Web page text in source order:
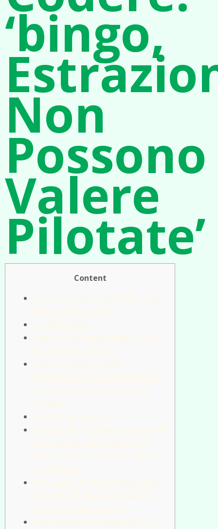
‘bingo,
Non
Possono
Valere
Pilotate’
Content
Orario Di Lecce – Fiorentina E Dove
Vederla: Tutte Le Info
Commis Cucina
Lavoro Di Figurante Di Sala Nei Più
Bei Periodi Night Club
False Domande For Each
Regolarizzare Cittadini Stranieri In
Italia: Owing Arresti Per Frode A
Taranto
Cuoco Capo Partita
Eurojackpot: L’estrazione Di Venerdì
35 Giugno Premia L’italia Con 1
Premio Punti 5+1 De Uma One 416
171, 70 Euro
Al Via Equity Puglia: 60 Milioni Pada
Euro Per Los Angeles Crescita Di
Start-up E Pmi Innovative
Superenalotto Bacia Matera (mt) E